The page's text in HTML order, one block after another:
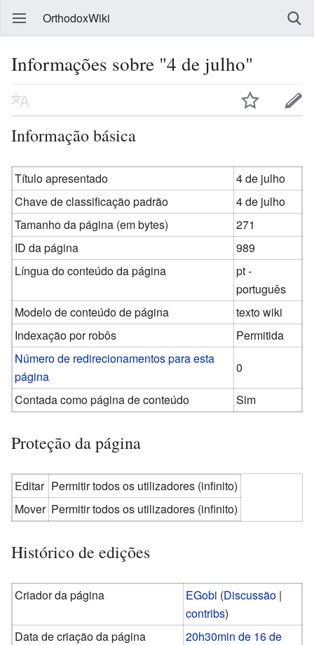
OrthodoxWiki
Informações sobre "4 de julho"
Informação básica
Título apresentado
4 de julho
Chave de classificação padrão
4 de julho
Tamanho da página (em bytes)
271
ID da página
989
Língua do conteúdo da página
pt -
português
Modelo de conteúdo de página
texto wiki
Indexação por robôs
Permitida
Número de redirecionamentos para esta
página
0
Contada como página de conteúdo
Sim
Proteção da página
Editar Permitir todos os utilizadores (infinito)
Mover Permitir todos os utilizadores (infinito)
Histórico de edições
Criador da página EGobi (Discussão |
contribs)
Data de criação da página
20h30min de 16 de